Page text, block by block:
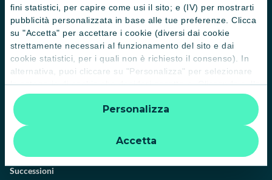
fini statistici, per capire come usi il sito; e (IV) per mostrarti
pubblicità personalizzata in base alle tue preferenze. Clicca
su "Accetta" per accettare i cookie (diversi dai cookie
strettamente necessari al funzionamento del sito e dai
cookie statistici, per i quali non è richiesto il consenso). In
alternativa, puoi cliccare su "Personalizza" per selezionare
le categorie di cookie che desideri accettare. Cliccando sulla
“X” le impostazioni predefinite vengono lasciate invariate e
quindi la navigazione può continuare senza cookie o altri
strumenti di tracciamento diversi da quelli tecnici. Per
ulteriori informazioni:
informativa privacy
Accetta
Personalizza
Trova filiali
Contattaci
Domande frequenti
Successioni